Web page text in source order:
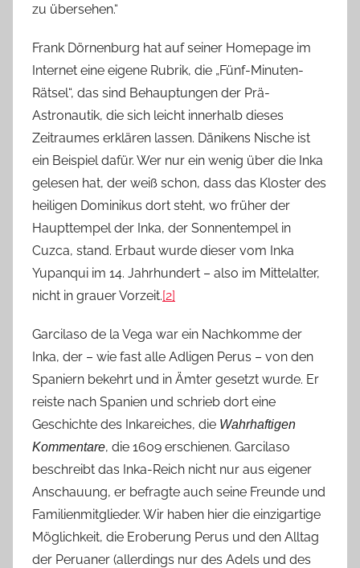
zu übersehen.“
Frank Dörnenburg hat auf seiner Homepage im
Internet eine eigene Rubrik, die „Fünf-Minuten-
Rätsel“, das sind Behauptungen der Prä-
Astronautik, die sich leicht innerhalb dieses
Zeitraumes erklären lassen. Dänikens Nische ist
ein Beispiel dafür. Wer nur ein wenig über die Inka
gelesen hat, der weiß schon, dass das Kloster des
heiligen Dominikus dort steht, wo früher der
Haupttempel der Inka, der Sonnentempel in
Cuzca, stand. Erbaut wurde dieser vom Inka
Yupanqui im 14. Jahrhundert – also im Mittelalter,
nicht in grauer Vorzeit.[2]
Garcilaso de la Vega war ein Nachkomme der
Inka, der – wie fast alle Adligen Perus – von den
Spaniern bekehrt und in Ämter gesetzt wurde. Er
reiste nach Spanien und schrieb dort eine
Geschichte des Inkareiches, die Wahrhaftigen
Kommentare, die 1609 erschienen. Garcilaso
beschreibt das Inka-Reich nicht nur aus eigener
Anschauung, er befragte auch seine Freunde und
Familienmitglieder. Wir haben hier die einzigartige
Möglichkeit, die Eroberung Perus und den Alltag
der Peruaner (allerdings nur des Adels und des